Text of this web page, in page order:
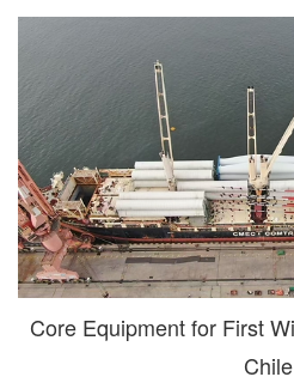
Core Equipment for First
Chile